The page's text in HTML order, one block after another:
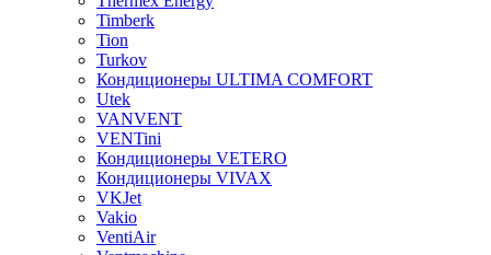
Timberk
Tion
Turkov
Кондиционеры ULTIMA COMFORT
Utek
VANVENT
VENTini
Кондиционеры VETERO
Кондиционеры VIVAX
VKJet
Vakio
VentiAir